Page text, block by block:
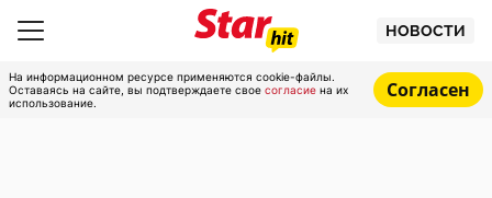
НОВОСТИ
На информационном ресурсе применяются cookie-файлы.
Оставаясь на сайте, вы подтверждаете свое согласие на их
использование.
Согласен